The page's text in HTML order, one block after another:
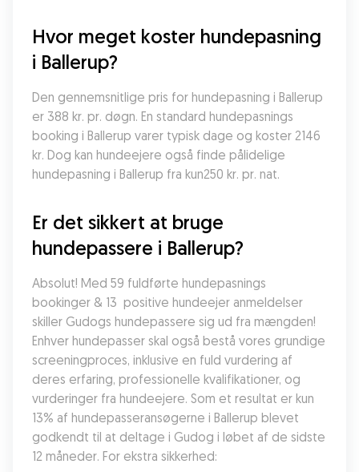
Hvor meget koster hundepasning
i Ballerup?
Den gennemsnitlige pris for hundepasning i Ballerup
er 388 kr. pr. døgn. En standard hundepasnings
booking i Ballerup varer typisk dage og koster 2146
kr. Dog kan hundeejere også finde pålidelige
hundepasning i Ballerup fra kun250 kr. pr. nat.
Er det sikkert at bruge
hundepassere i Ballerup?
Absolut! Med 59 fuldførte hundepasnings
bookinger & 13  positive hundeejer anmeldelser
skiller Gudogs hundepassere sig ud fra mængden!
Enhver hundepasser skal også bestå vores grundige
screeningproces, inklusive en fuld vurdering af
deres erfaring, professionelle kvalifikationer, og
vurderinger fra hundeejere. Som et resultat er kun
13% af hundepasseransøgerne i Ballerup blevet
godkendt til at deltage i Gudog i løbet af de sidste
12 måneder. For ekstra sikkerhed: